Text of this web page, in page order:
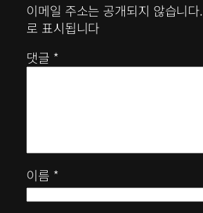
이메일 주소는 공개되지 않습니다.
로 표시됩니다
댓글 *
이름 *